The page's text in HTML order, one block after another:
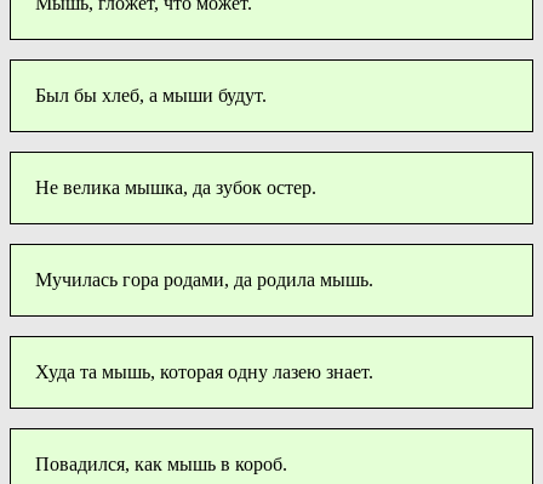
Был бы хлеб, а мыши будут.
Не велика мышка, да зубок остер.
Мучилась гора родами, да родила мышь.
Худа та мышь, которая одну лазею знает.
Повадился, как мышь в короб.